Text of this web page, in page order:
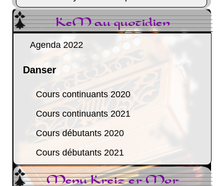
KeM au quotidien
Agenda 2022
Danser
Cours continuants 2020
Cours continuants 2021
Cours débutants 2020
Cours débutants 2021
Menu Kreiz er Mor